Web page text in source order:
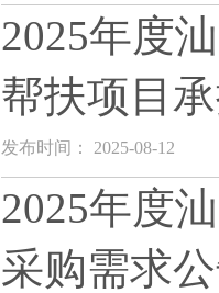
2025年度
帮扶项目
发布时间： 2025-08-12
2025年度
采购需求